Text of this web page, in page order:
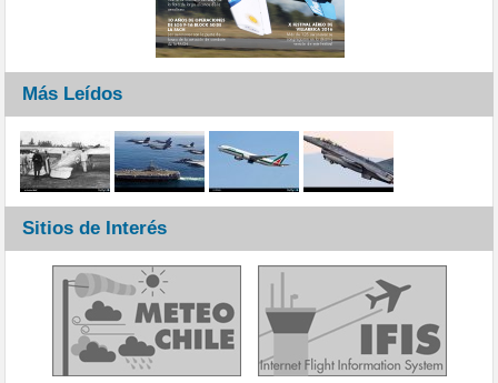
Más Leídos
Sitios de Interés